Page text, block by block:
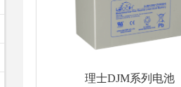
理士DJM系列电池